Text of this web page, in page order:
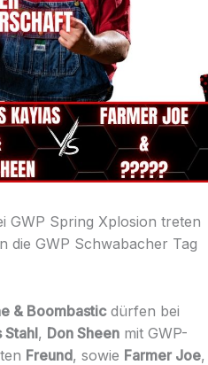
GWP Spring Xplosion treten
die GWP Schwabacher Tag
& Boombasticdürfen bei
Stahl, Don Sheen mit GWP-
Freund, sowie Farmer Joe,